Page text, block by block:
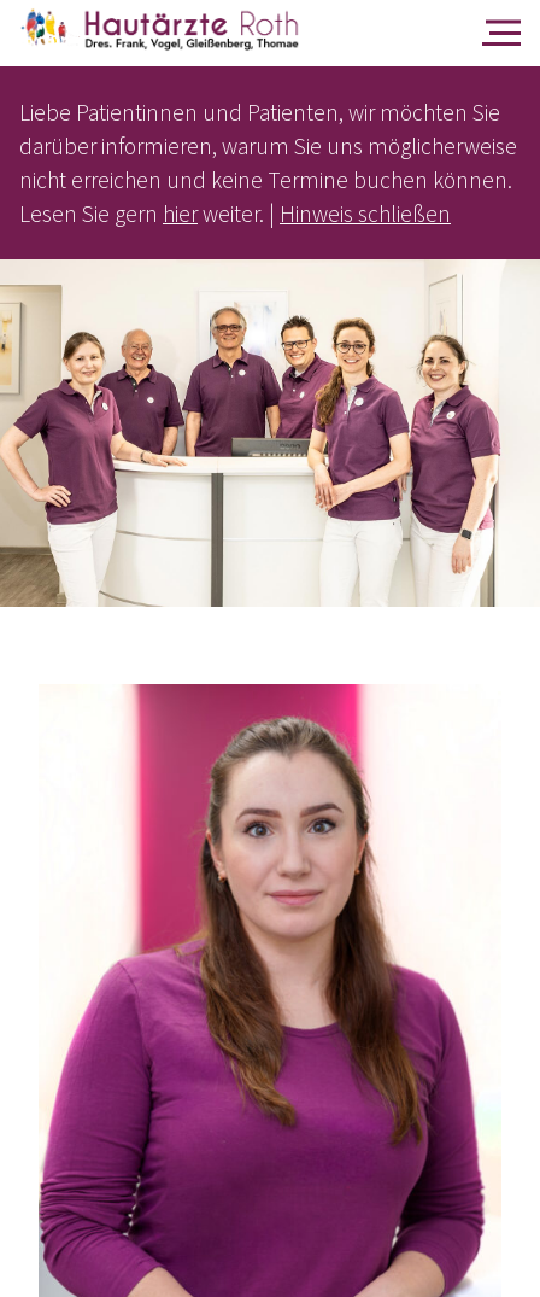
Liebe Patientinnen und Patienten, wir möchten Sie
darüber informieren, warum Sie uns möglicherweise
nicht erreichen und keine Termine buchen können.
Lesen Sie gern hierweiter. | Hinweis schließen